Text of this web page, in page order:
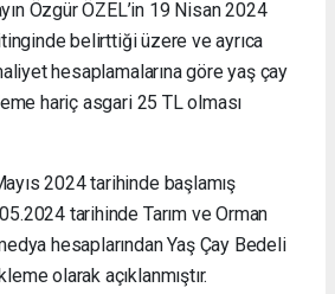
Özgür ÖZEL’in 19 Nisan 2024
belirttiği üzere ve ayrıca
hesaplamalarına göre yaş çay
hariç asgari 25 TL olması
2024 tarihinde başlamış
tarihinde Tarım ve Orman
hesaplarından Yaş Çay Bedeli
olarak açıklanmıştır.